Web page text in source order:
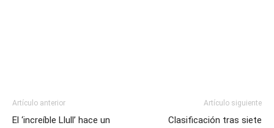
Artículo anterior
El ‘increíble Llull’ hace un
Artículo siguiente
Clasificación tras siete